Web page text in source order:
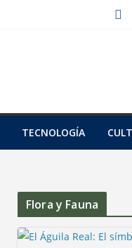
TECNOLOGÍA
Flora y Fauna